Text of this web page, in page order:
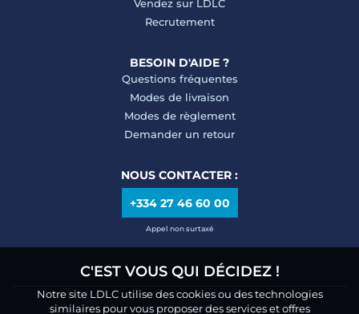
Vendez sur LDLC
Recrutement
BESOIN D'AIDE ?
Questions fréquentes
Modes de livraison
Modes de règlement
Demander un retour
NOUS CONTACTER :
+334 27 46 60 00
Appel non surtaxé
C'EST VOUS QUI DÉCIDEZ !
Notre site LDLC utilise des cookies ou des technologies
similaires pour vous proposer des services et offres